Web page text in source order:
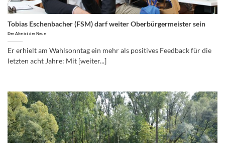
Tobias Eschenbacher (FSM) darf weiter Oberbürgermeister sein
Der Alte ist der Neue
Er erhielt am Wahlsonntag ein mehr als positives Feedback für die
letzten acht Jahre: Mit [weiter...]